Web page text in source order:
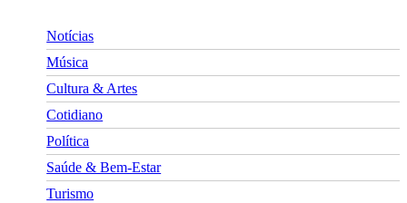
Notícias
Música
Cultura & Artes
Cotidiano
Política
Saúde & Bem-Estar
Turismo